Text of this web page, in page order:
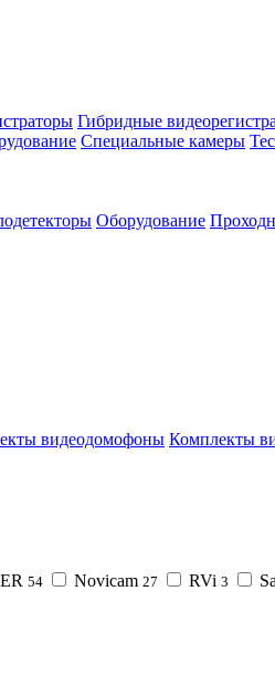
Гибридные
Специальные камеры
Оборудование
видеодомофоны Комплекты
54 Novicam 27 RVi 3